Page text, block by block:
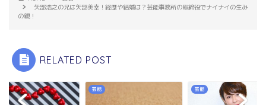
矢部浩之の兄は矢部美幸！経歴や結婚は？芸能事務所の取締役でナイナイの生み
の親！
RELATED POST
芸能 芸能